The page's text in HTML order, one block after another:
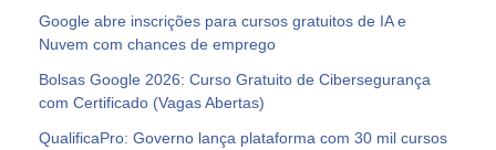
Google abre inscrições para cursos gratuitos de IA e
Nuvem com chances de emprego
Bolsas Google 2026: Curso Gratuito de Cibersegurança
com Certificado (Vagas Abertas)
QualificaPro: Governo lança plataforma com 30 mil cursos